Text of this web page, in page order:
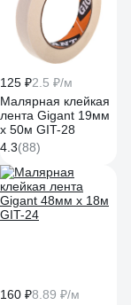
125 ₽2.5 ₽/м
Малярная клейкая
лента Gigant 19мм
x 50м GIT-28
4.3(88)
160 ₽8.89 ₽/м